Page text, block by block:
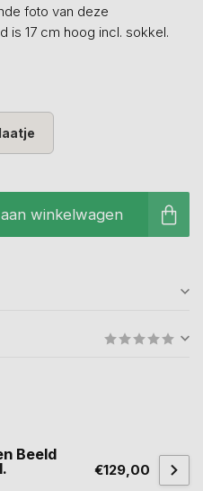
foto van deze
is 17 cm hoog incl. sokkel.
winkelwagen
Beeld
€129,00